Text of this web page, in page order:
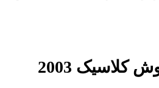
تصاویر کفپوش کلاسیک 2003